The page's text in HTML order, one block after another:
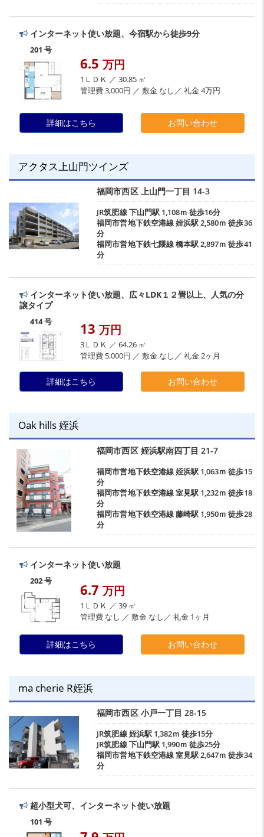
インターネット使い放題、今宿駅から徒歩9分
201 号
6.5 万円
1ＬＤＫ ／ 30.85 ㎡
管理費 3,000円 ／ 敷金 なし／ 礼金 4万円
詳細はこちら お問い合わせ
アクタス上山門ツインズ
福岡市西区 上山門一丁目 14-3
JR筑肥線下山門駅1,108ｍ 徒歩16分
福岡市営地下鉄空港線姪浜駅2,580ｍ 徒歩36
分
福岡市営地下鉄七隈線橋本駅2,897ｍ 徒歩41
分
インターネット使い放題、広々LDK１２畳以上、人気の分
譲タイプ
414 号 13 万円
3ＬＤＫ ／ 64.26 ㎡
管理費 5,000円 ／ 敷金 なし／ 礼金 2ヶ月
詳細はこちら お問い合わせ
Oak hills 姪浜
福岡市西区 姪浜駅南四丁目 21-7
福岡市営地下鉄空港線姪浜駅 1,063ｍ 徒歩15
分
福岡市営地下鉄空港線室見駅 1,232ｍ 徒歩18
分
福岡市営地下鉄空港線藤崎駅 1,950ｍ 徒歩28
分
インターネット使い放題
202 号
6.7 万円
1ＬＤＫ ／ 39 ㎡
管理費 なし ／ 敷金 なし／ 礼金 1ヶ月
詳細はこちら お問い合わせ
ma cherie R姪浜
福岡市西区 小戸一丁目 28-15
JR筑肥線姪浜駅1,382ｍ 徒歩15分
JR筑肥線下山門駅1,990ｍ 徒歩25分
福岡市営地下鉄空港線室見駅2,647ｍ 徒歩34
分
超小型犬可、インターネット使い放題
101 号